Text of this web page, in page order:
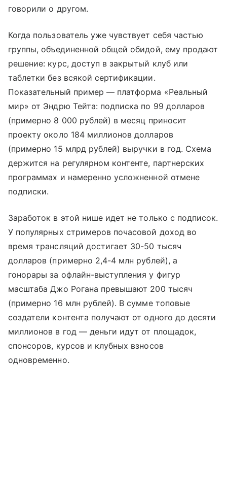
говорили о другом.
Когда пользователь уже чувствует себя частью
группы, объединенной общей обидой, ему продают
решение: курс, доступ в закрытый клуб или
таблетки без всякой сертификации.
Показательный пример — платформа «Реальный
мир» от Эндрю Тейта: подписка по 99 долларов
(примерно 8 000 рублей) в месяц приносит
проекту около 184 миллионов долларов
(примерно 15 млрд рублей) выручки в год. Схема
держится на регулярном контенте, партнерских
программах и намеренно усложненной отмене
подписки.
Заработок в этой нише идет не только с подписок.
У популярных стримеров почасовой доход во
время трансляций достигает 30-50 тысяч
долларов (примерно 2,4-4 млн рублей), а
гонорары за офлайн-выступления у фигур
масштаба Джо Рогана превышают 200 тысяч
(примерно 16 млн рублей). В сумме топовые
создатели контента получают от одного до десяти
миллионов в год — деньги идут от площадок,
спонсоров, курсов и клубных взносов
одновременно.